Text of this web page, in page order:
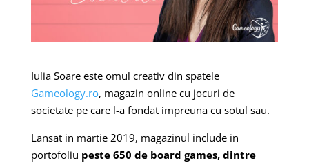
Iulia Soare este omul creativ din spatele
Gameology.ro, magazin online cu jocuri de
societate pe care l-a fondat impreuna cu sotul sau.
Lansat in martie 2019, magazinul include in
portofoliu peste 650 de board games, dintre